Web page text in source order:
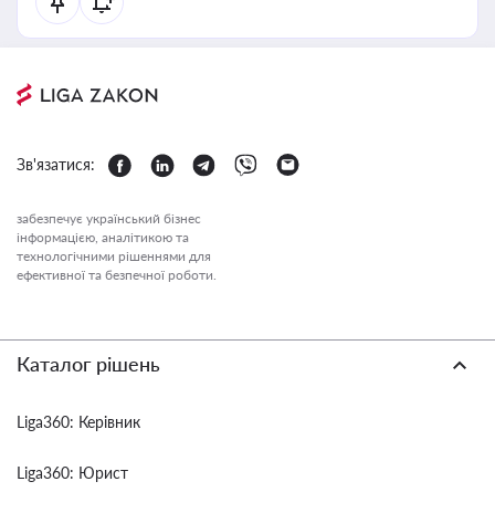
Зв'язатися:
забезпечує український бізнес
інформацією, аналітикою та
технологічними рішеннями для
ефективної та безпечної роботи.
Каталог рішень
Liga360: Керівник
Liga360: Юрист